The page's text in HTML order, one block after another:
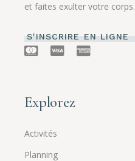
et faites exulter votre corps.
S'INSCRIRE EN LIGNE
Explorez
Activités
Planning